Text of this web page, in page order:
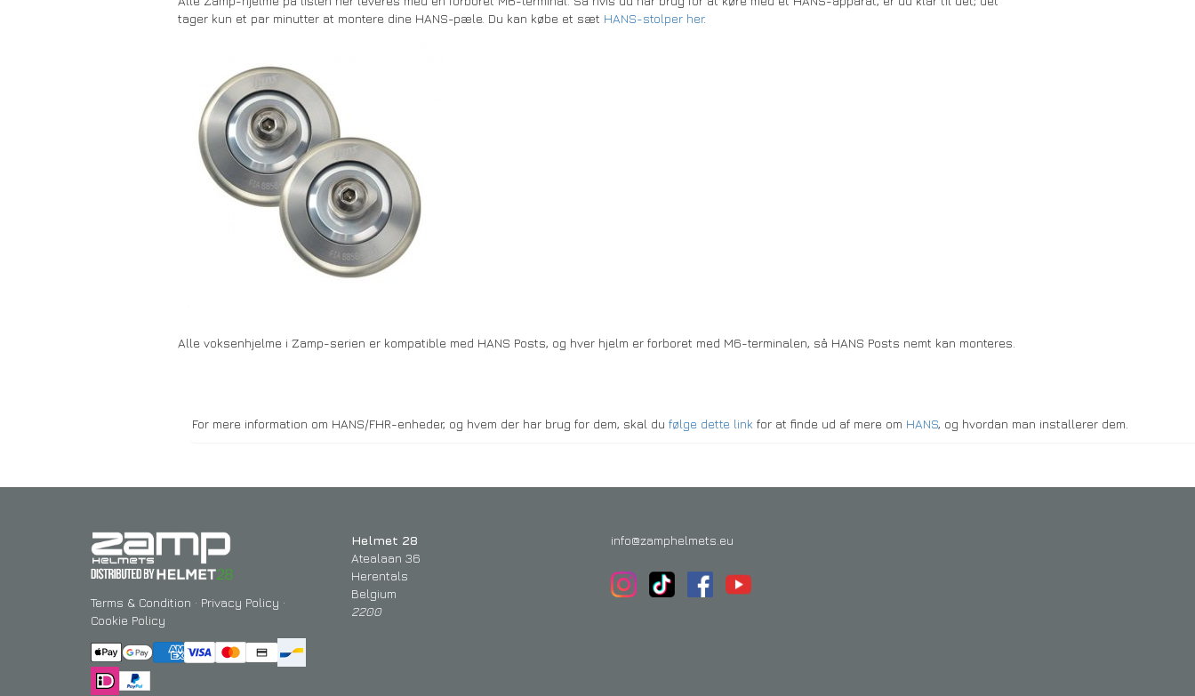
tager kun et par minutter at montere dine HANS-pæle. Du kan købe et sæt HANS-stolper her.
Alle voksenhjelme i Zamp-serien er kompatible med HANS Posts, og hver hjelm er forboret med M6-terminalen, så HANS Posts nemt kan monteres.
For mere information om HANS/FHR-enheder, og hvem der har brug for dem, skal du følge dette link for at finde ud af mere om HANS, og hvordan man installerer dem.
Terms & Condition · Privacy Policy ·
Cookie Policy
Helmet 28
Atealaan 36
Herentals
Belgium
2200
info@zamphelmets.eu